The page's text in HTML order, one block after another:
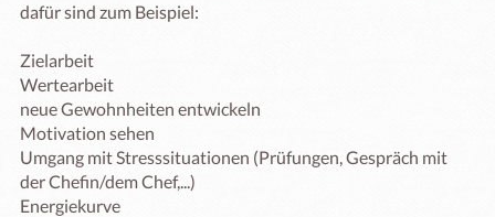
dafür sind zum Beispiel:
Zielarbeit
Wertearbeit
neue Gewohnheiten entwickeln
Motivation sehen
Umgang mit Stresssituationen (Prüfungen, Gespräch mit
der Chefin/dem Chef,...)
Energiekurve